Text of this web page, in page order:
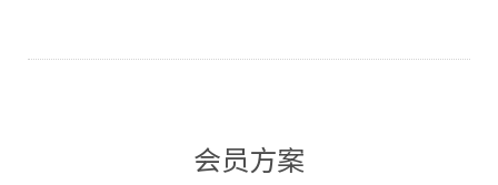
会员方案